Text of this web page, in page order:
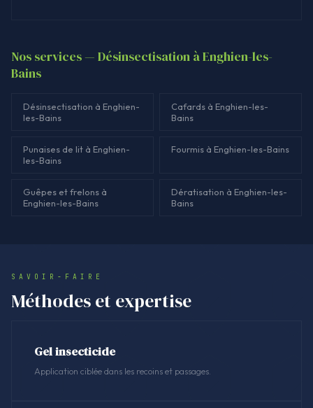
Nos services — Désinsectisation à Enghien-les-
Bains
Désinsectisation à Enghien-
les-Bains
Cafards à Enghien-les-
Bains
Punaises de lit à Enghien-
les-Bains
Fourmis à Enghien-les-Bains
Guêpes et frelons à
Enghien-les-Bains
Dératisation à Enghien-les-
Bains
SAVOIR-FAIRE
Méthodes et expertise
Gel insecticide
Application ciblée dans les recoins et passages.